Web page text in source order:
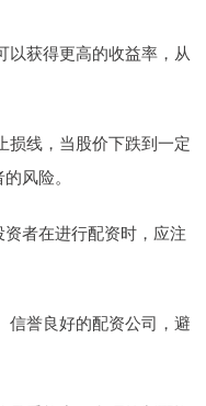
以获得更高的收益率，从
损线，当股价下跌到一定
风险。
者在进行配资时，应注
信誉良好的配资公司，避